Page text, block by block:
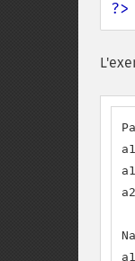
?>
a1
a2
a1